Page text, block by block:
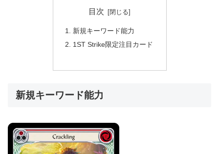
目次
新規キーワード能力
1ST Strike限定注目カード
新規キーワード能力